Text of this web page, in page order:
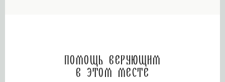
Помощь верующим
в этом месте